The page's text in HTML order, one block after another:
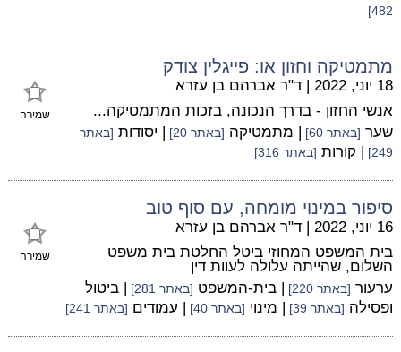
482]
מתמטיקה וחזון או: פייגלין צודק
שמירה
18 יוני, 2022 | ד"ר אברהם בן עזרא
אנשי החזון - בדרך הנכונה, בזכות המתמטיקה...
שער [באתר 60] | מתמטיקה [באתר 20] | יסודות [באתר
249]
| קורות [באתר 316]
סיפור במינוי מומחה, עם סוף טוב
שמירה
16 יוני, 2022 | ד"ר אברהם בן עזרא
בית המשפט המחוזי ביטל החלטת בית משפט
השלום, שהייתה עלולה לעוות דין
ערעור [באתר 220] | בית-המשפט [באתר 281]
| ביטול
ופסילה [באתר 39] | מינוי [באתר 40] | עמודים [באתר 241]